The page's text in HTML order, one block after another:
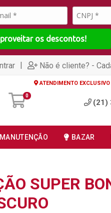
os descontos!
| Não é cliente? -
0
ATENDIMENTO
(21)
BAZAR
SUPER